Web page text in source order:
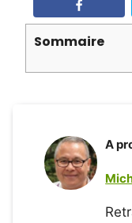
Sommaire
A